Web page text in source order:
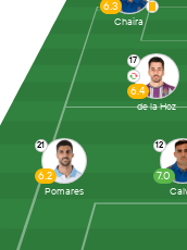
21
6.2
Pomares
12
7.0
17
6.4
de la Hoz
6.3
Chaira